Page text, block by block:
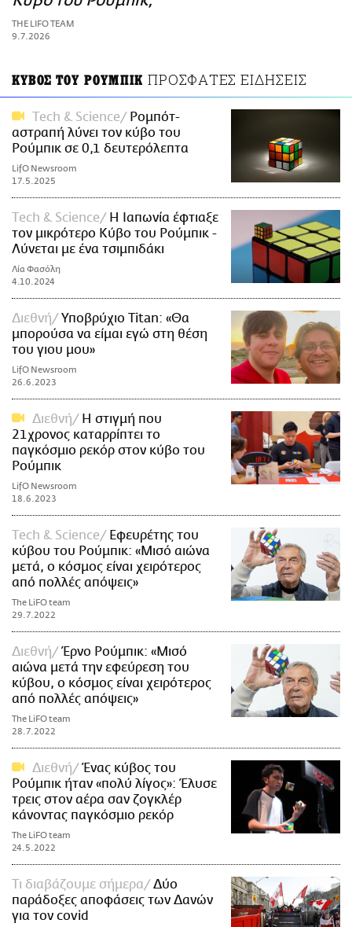
ΑΜΠΑ
PRINT
THE LIFO TEAM
9.7.2026
ΚΥΒΟΣ ΤΟΥ ΡΟΥΜΠΙΚ ΠΡΟΣΦΑΤΕΣ ΕΙΔΗΣΕΙΣ
Τech & Science
Ρομπότ-
αστραπή λύνει τον κύβο του
Ρούμπικ σε 0,1 δευτερόλεπτα
LifO Newsroom
17.5.2025
Τech & Science
Η Ιαπωνία έφτιαξε
τον μικρότερο Κύβο του Ρούμπικ -
Λύνεται με ένα τσιμπιδάκι
Λία Φασόλη
4.10.2024
Διεθνή
Υποβρύχιο Titan: «Θα
μπορούσα να είμαι εγώ στη θέση
του γιου μου»
LifO Newsroom
26.6.2023
Διεθνή
Η στιγμή που
21χρονος καταρρίπτει το
παγκόσμιο ρεκόρ στον κύβο του
Ρούμπικ
LifO Newsroom
18.6.2023
Τech & Science
Eφευρέτης του
κύβου του Ρούμπικ: «Μισό αιώνα
μετά, ο κόσμος είναι χειρότερος
από πολλές απόψεις»
The LiFO team
29.7.2022
Διεθνή
Έρνο Ρούμπικ: «Μισό
αιώνα μετά την εφεύρεση του
κύβου, ο κόσμος είναι χειρότερος
από πολλές απόψεις»
The LiFO team
28.7.2022
Διεθνή
Ένας κύβος του
Ρούμπικ ήταν «πολύ λίγος»: Έλυσε
τρεις στον αέρα σαν ζογκλέρ
κάνοντας παγκόσμιο ρεκόρ
The LiFO team
24.5.2022
Τι διαβάζουμε σήμερα
Δύο
παράδοξες αποφάσεις των Δανών
για τον covid